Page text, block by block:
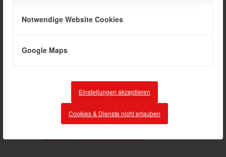
Notwendige Website Cookies
Google Maps
Einstellungen akzeptieren
Cookies & Dienste nicht erlauben
Mobil: 0172 202 1782